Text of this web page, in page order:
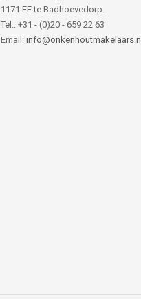
1171 EE te Badhoevedorp.
Tel.: +31 - (0)20 - 659 22 63
Email: info@onkenhoutmakelaars.nl